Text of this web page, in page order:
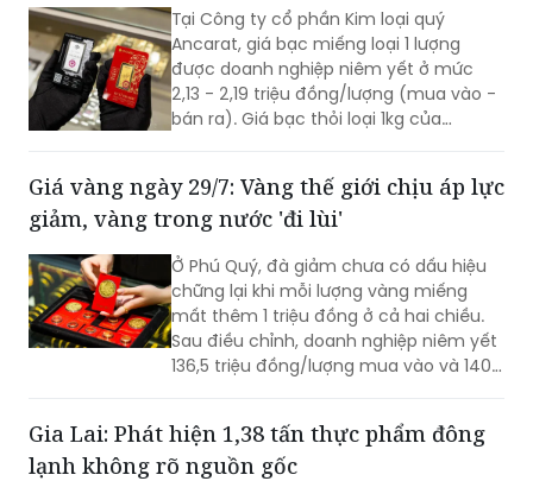
Tại Công ty cổ phần Kim loại quý
Ancarat, giá bạc miếng loại 1 lượng
được doanh nghiệp niêm yết ở mức
2,13 - 2,19 triệu đồng/lượng (mua vào -
bán ra). Giá bạc thỏi loại 1kg của
Giá vàng ngày 29/7: Vàng thế giới chịu áp lực
giảm, vàng trong nước 'đi lùi'
Ở Phú Quý, đà giảm chưa có dấu hiệu
chững lại khi mỗi lượng vàng miếng
mất thêm 1 triệu đồng ở cả hai chiều.
Sau điều chỉnh, doanh nghiệp niêm yết
136,5 triệu đồng/lượng mua vào và 140,5
Gia Lai: Phát hiện 1,38 tấn thực phẩm đông
lạnh không rõ nguồn gốc